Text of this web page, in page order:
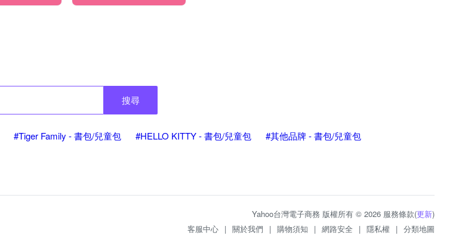
搜尋
#Tiger Family - 書包/兒童包 #HELLO KITTY - 書包/兒童包 #其他品牌 - 書包/兒童包
Yahoo台灣電子商務 版權所有 © 2026 服務條款(更新)
客服中心 | 關於我們 | 購物須知 | 網路安全 | 隱私權 | 分類地圖